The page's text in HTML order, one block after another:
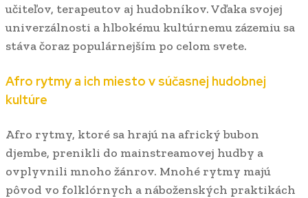
učiteľov, terapeutov aj hudobníkov. Vďaka svojej
univerzálnosti a hlbokému kultúrnemu zázemiu sa
stáva čoraz populárnejším po celom svete.
Afro rytmy a ich miesto v súčasnej hudobnej
kultúre
Afro rytmy, ktoré sa hrajú na africký bubon
djembe, prenikli do mainstreamovej hudby a
ovplyvnili mnoho žánrov. Mnohé rytmy majú
pôvod vo folklórnych a náboženských praktikách